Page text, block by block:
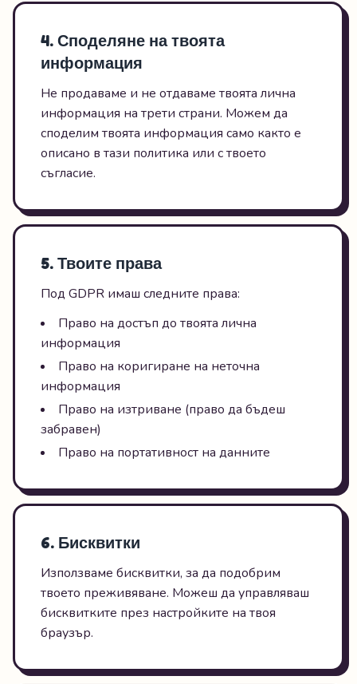
4. Споделяне на твоята
информация
Не продаваме и не отдаваме твоята лична
информация на трети страни. Можем да
споделим твоята информация само както е
описано в тази политика или с твоето
съгласие.
5. Твоите права
Под GDPR имаш следните права:
Право на достъп до твоята лична
информация
Право на коригиране на неточна
информация
Право на изтриване (право да бъдеш
забравен)
Право на портативност на данните
6. Бисквитки
Използваме бисквитки, за да подобрим
твоето преживяване. Можеш да управляваш
бисквитките през настройките на твоя
браузър.